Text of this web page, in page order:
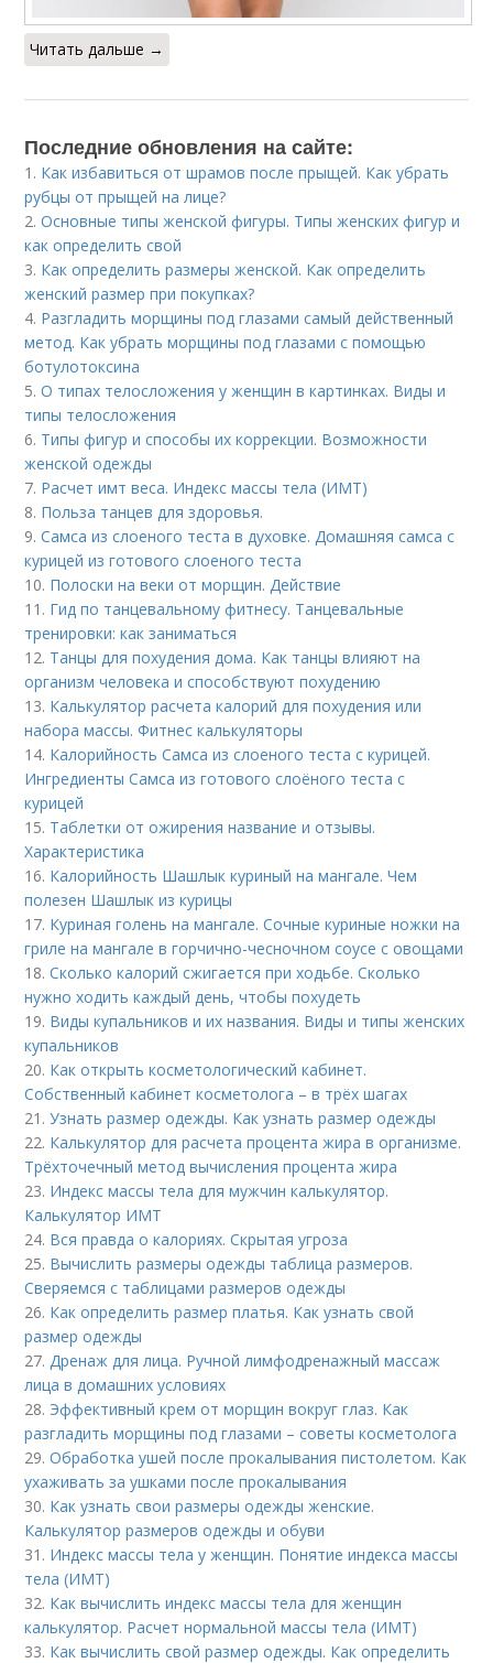
Читать дальше →
Последние обновления на сайте:
1. Как избавиться от шрамов после прыщей. Как убрать
рубцы от прыщей на лице?
2.Основные типы женской фигуры. Типы женских фигур и
как определить свой
3. Как определить размеры женской. Как определить
женский размер при покупках?
4. Разгладить морщины под глазами самый действенный
метод. Как убрать морщины под глазами с помощью
ботулотоксина
5.О типах телосложения у женщин в картинках. Виды и
типы телосложения
6. Типы фигур и способы их коррекции. Возможности
женской одежды
7. Расчет имт веса. Индекс массы тела (ИМТ)
8. Польза танцев для здоровья.
9.Самса из слоеного теста в духовке. Домашняя самса с
курицей из готового слоеного теста
10. Полоски на веки от морщин. Действие
11. Гид по танцевальному фитнесу. Танцевальные
тренировки: как заниматься
12. Танцы для похудения дома. Как танцы влияют на
организм человека и способствуют похудению
13. Калькулятор расчета калорий для похудения или
набора массы. Фитнес калькуляторы
14. Калорийность Самса из слоеного теста с курицей.
Ингредиенты Самса из готового слоёного теста с
курицей
15. Таблетки от ожирения название и отзывы.
Характеристика
16. Калорийность Шашлык куриный на мангале. Чем
полезен Шашлык из курицы
17. Куриная голень на мангале. Сочные куриные ножки на
гриле на мангале в горчично-чесночном соусе с овощами
18.Сколько калорий сжигается при ходьбе. Сколько
нужно ходить каждый день, чтобы похудеть
19. Виды купальников и их названия. Виды и типы женских
купальников
20. Как открыть косметологический кабинет.
Собственный кабинет косметолога – в трёх шагах
21.Узнать размер одежды. Как узнать размер одежды
22. Калькулятор для расчета процента жира в организме.
Трёхточечный метод вычисления процента жира
23. Индекс массы тела для мужчин калькулятор.
Калькулятор ИМТ
24. Вся правда о калориях. Скрытая угроза
25. Вычислить размеры одежды таблица размеров.
Сверяемся с таблицами размеров одежды
26. Как определить размер платья. Как узнать свой
размер одежды
27. Дренаж для лица. Ручной лимфодренажный массаж
лица в домашних условиях
28. Эффективный крем от морщин вокруг глаз. Как
разгладить морщины под глазами – советы косметолога
29.Обработка ушей после прокалывания пистолетом. Как
ухаживать за ушками после прокалывания
30. Как узнать свои размеры одежды женские.
Калькулятор размеров одежды и обуви
31. Индекс массы тела у женщин. Понятие индекса массы
тела (ИМТ)
32. Как вычислить индекс массы тела для женщин
калькулятор. Расчет нормальной массы тела (ИМТ)
33. Как вычислить свой размер одежды. Как определить